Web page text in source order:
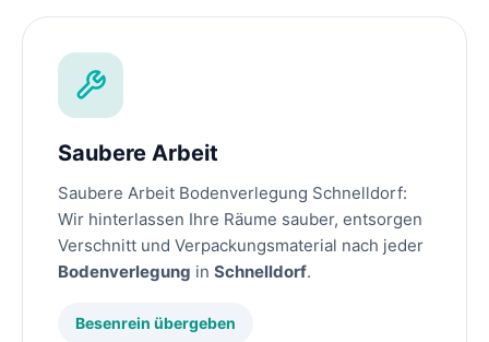
Saubere Arbeit
Saubere Arbeit Bodenverlegung Schnelldorf:
Wir hinterlassen Ihre Räume sauber, entsorgen
Verschnitt und Verpackungsmaterial nach jeder
Bodenverlegung in Schnelldorf.
Besenrein übergeben